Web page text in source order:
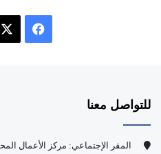
و
للتواصل معنا
المقر الإجتماعي: مركز الأعمال